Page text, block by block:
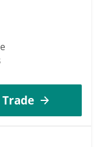
Trade